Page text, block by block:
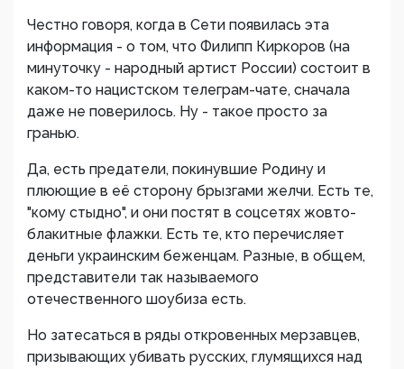
Честно говоря, когда в Сети появилась эта
информация - о том, что Филипп Киркоров (на
минуточку - народный артист России) состоит в
каком-то нацистском телеграм-чате, сначала
даже не поверилось. Ну - такое просто за
гранью.
Да, есть предатели, покинувшие Родину и
плюющие в её сторону брызгами желчи. Есть те,
"кому стыдно", и они постят в соцсетях жовто-
блакитные флажки. Есть те, кто перечисляет
деньги украинским беженцам. Разные, в общем,
представители так называемого
отечественного шоубиза есть.
Но затесаться в ряды откровенных мерзавцев,
призывающих убивать русских, глумящихся над